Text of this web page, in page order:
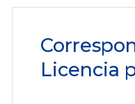
Licencia